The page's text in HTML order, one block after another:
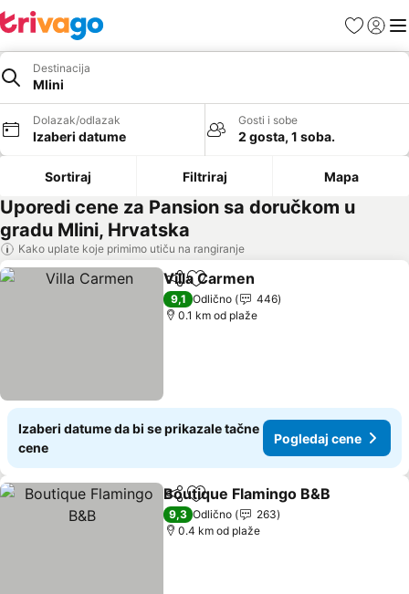
FavoritiPrijavi
Destinacija
Mlini
Dolazak/odlazak
Izaberi datume
Gosti i sobe
2 gosta, 1 soba.
Sortiraj Filtriraj Mapa
Uporedi cene za Pansion sa doručkom u
gradu Mlini, Hrvatska
Kako uplate koje primimo utiču na rangiranje
Deli Dodati u favorite
Villa Carmen
9,1 Odlično
446
0.1 km od plaže
Izaberi datume da bi se prikazale tačne
cene
Pogledaj cene
Deli Dodati u favorite
Boutique Flamingo B&B
9,3 Odlično
263
0.4 km od plaže